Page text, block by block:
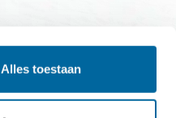
Alles toestaan